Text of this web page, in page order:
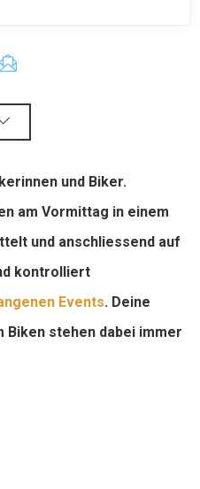
und Biker.
am Vormittag in einem
und anschliessend auf
kontrolliert
Events. Deine
Biken stehen dabei immer